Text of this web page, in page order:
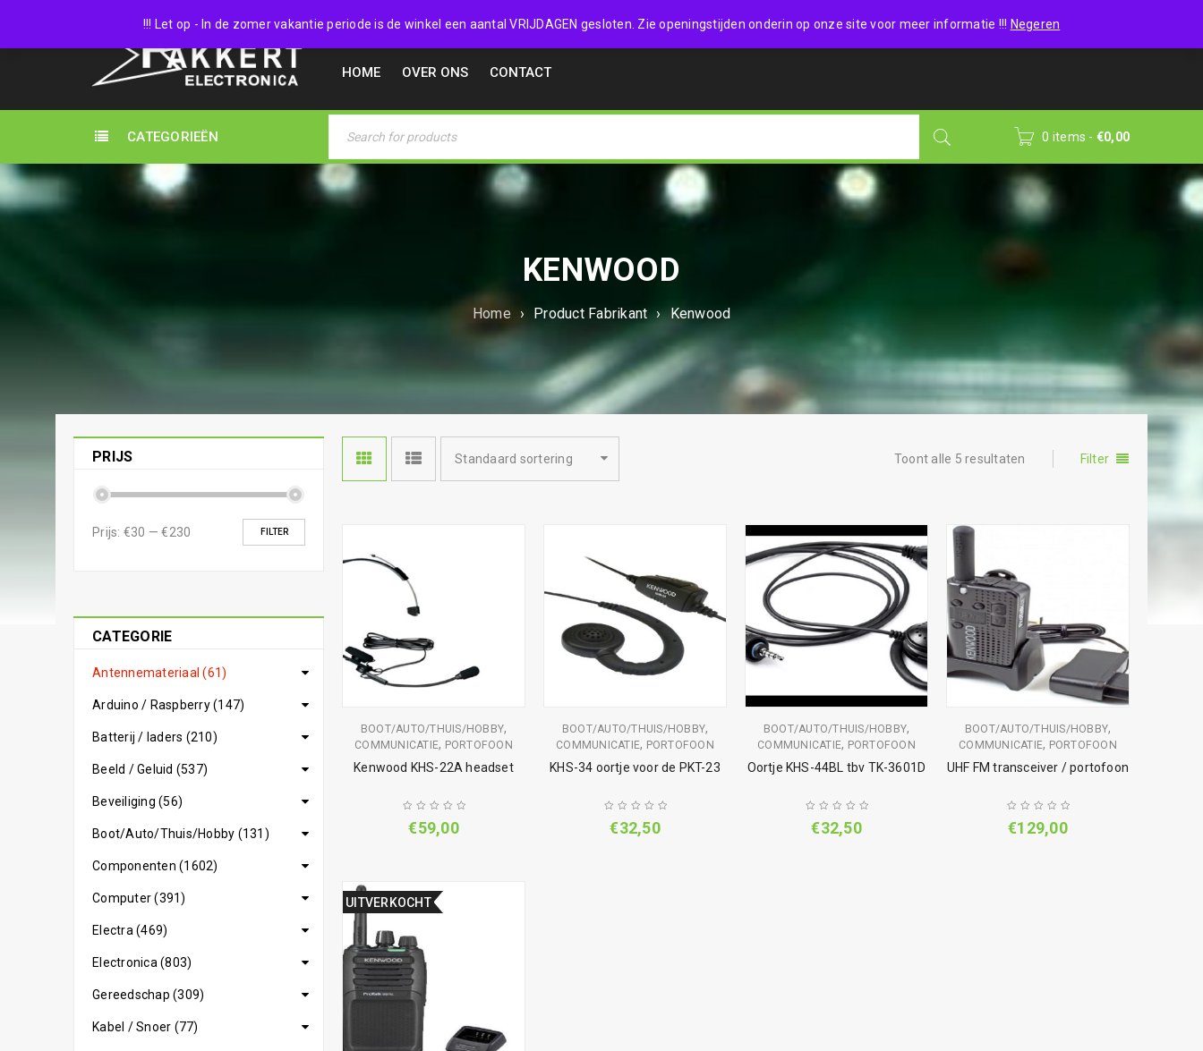
!!! Let op - In de zomer vakantie periode is de winkel een aantal VRIJDAGEN gesloten. Zie openingstijden onderin op onze site voor meer informatie !!! Negeren
038 4532357 Wishlist (0)
HOME OVER ONS CONTACT
CATEGORIEËN 0 items - €0,00
KENWOOD
Home › Product Fabrikant › Kenwood
PRIJS
FILTER
Prijs: €30 —€230
CATEGORIE
Antennemateriaal (61)
Arduino / Raspberry (147)
Batterij / laders (210)
Beeld / Geluid (537)
Beveiliging (56)
Boot/Auto/Thuis/Hobby (131)
Componenten (1602)
Computer (391)
Electra (469)
Electronica (803)
Gereedschap (309)
Kabel / Snoer (77)
Filter
Toont alle 5 resultaten
Standaard sortering
BOOT/AUTO/THUIS/HOBBY,
COMMUNICATIE, PORTOFOON
Kenwood KHS-22A headset
€59,00
BOOT/AUTO/THUIS/HOBBY,
COMMUNICATIE, PORTOFOON
KHS-34 oortje voor de PKT-23
€32,50
BOOT/AUTO/THUIS/HOBBY,
COMMUNICATIE, PORTOFOON
Oortje KHS-44BL tbv TK-3601D
€32,50
BOOT/AUTO/THUIS/HOBBY,
COMMUNICATIE, PORTOFOON
UHF FM transceiver / portofoon
€129,00
UITVERKOCHT